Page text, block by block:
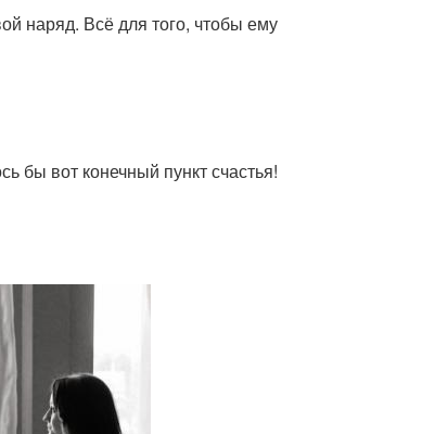
наряд. Всё для того, чтобы ему
бы вот конечный пункт счастья!